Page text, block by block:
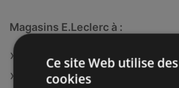
Magasins E.Leclerc à :
E.Leclerc à Lure
E.Leclerc à Montbéliard
Ce site Web utilise des
cookies